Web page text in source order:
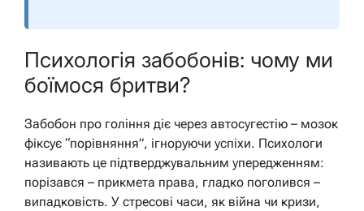
Психологія забобонів: чому ми
боїмося бритви?
Забобон про гоління діє через автосугестію – мозок
фіксує “порівняння”, ігноруючи успіхи. Психологи
називають це підтверджувальним упередженням:
порізався – прикмета права, гладко поголився –
випадковість. У стресові часи, як війна чи кризи,